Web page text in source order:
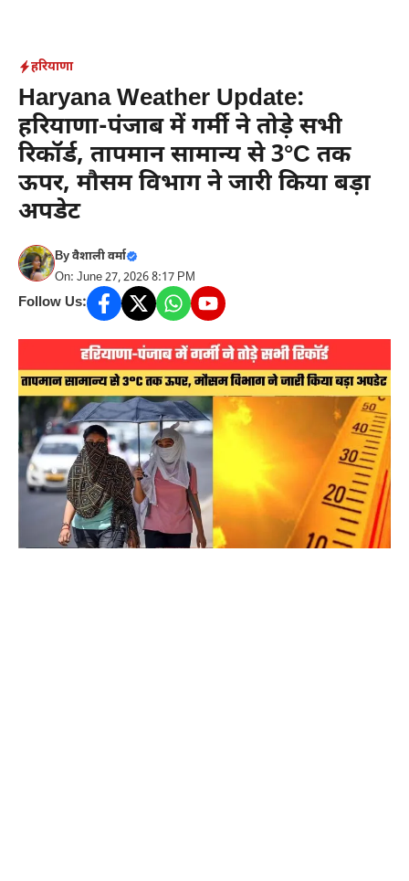
content
हरियाणा
Haryana Weather Update:
हरियाणा-पंजाब में गर्मी ने तोड़े सभी
रिकॉर्ड, तापमान सामान्य से 3°C तक
ऊपर, मौसम विभाग ने जारी किया बड़ा
अपडेट
Byवैशाली वर्मा
On: June 27, 2026 8:17 PM
Follow Us: